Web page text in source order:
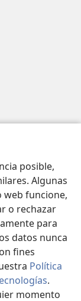
posible,
Algunas
web funcione,
o rechazar
para
datos nunca
fines
Política
.
momento
of Pennsylvania.